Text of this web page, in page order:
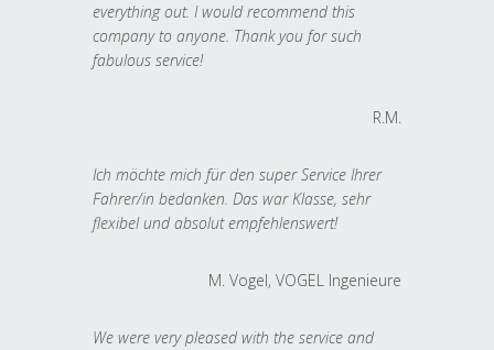
everything out. I would recommend this
company to anyone. Thank you for such
fabulous service!
R.M.
Ich möchte mich für den super Service Ihrer
Fahrer/in bedanken. Das war Klasse, sehr
flexibel und absolut empfehlenswert!
M. Vogel, VOGEL Ingenieure
We were very pleased with the service and